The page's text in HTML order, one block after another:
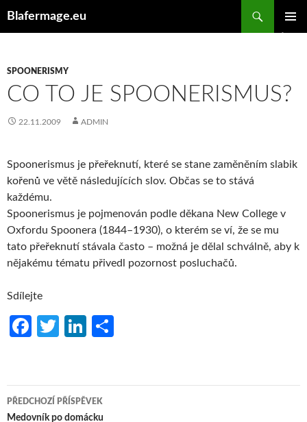
Blafermage.eu
WEBU
SPOONERISMY
CO TO JE SPOONERISMUS?
22.11.2009 ADMIN
Spoonerismus je přeřeknutí, které se stane zaměněním slabik
kořenů ve větě následujících slov. Občas se to stává
každému.
Spoonerismus je pojmenován podle děkana New College v
Oxfordu Spoonera (1844–1930), o kterém se ví, že se mu
tato přeřeknutí stávala často – možná je dělal schválně, aby k
nějakému tématu přivedl pozornost posluchačů.
Sdílejte
Fa
o
o
T
er
Li
dI
n
e
Navigace
PŘEDCHOZÍ PŘÍSPĚVEK
Medovník po domácku